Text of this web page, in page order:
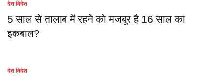
देश-विदेश
5 साल से तालाब में रहने को मजबूर है 16 साल का
इकबाल?
देश-विदेश